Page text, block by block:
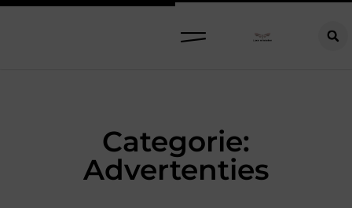
Categorie:
Advertenties